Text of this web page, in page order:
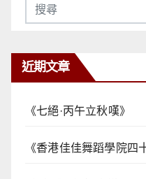
近期文章
《七絕·丙午立秋嘆》
《香港佳佳舞蹈學院四